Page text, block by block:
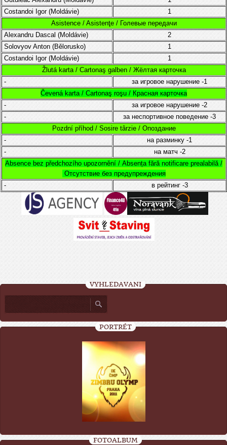
Costandoi Igor (Moldávie)
1
Asistence / Asistenţe / Голевые передачи
Alexandru Dascal (Moldávie)
2
Solovyov Anton (Bělorusko)
1
Costandoi Igor (Moldávie)
1
Žlutá karta / Cartonaş galben / Жёлтая карточка
-
за игровое нарушение -1
Čevená karta / Cartonaş roşu / Красная карточка
-
за игровое нарушение -2
-
за неспортивное поведение -3
Pozdní příhod / Sosire târzie / Опоздание
-
на разминку -1
-
на матч -2
Absence bez předchozího upozornění / Absența fără notificare prealabilă /
Отсутствие без предупреждения
-
в рейтинг -3
VYHLEDÁVÁNÍ
PORTRÉT
FOTOALBUM